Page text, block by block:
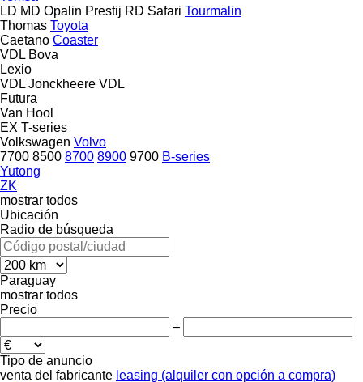
LD MD Opalin Prestij RD Safari Tourmalin
Thomas Toyota
Caetano Coaster
VDL Bova
Lexio
VDL Jonckheere VDL
Futura
Van Hool
EX T-series
Volkswagen Volvo
7700 8500 8700 8900 9700 B-series
Yutong
ZK
mostrar todos
Ubicación
Radio de búsqueda
Paraguay
mostrar todos
Precio
–
Tipo de anuncio
venta del fabricante leasing (alquiler con opción a compra)